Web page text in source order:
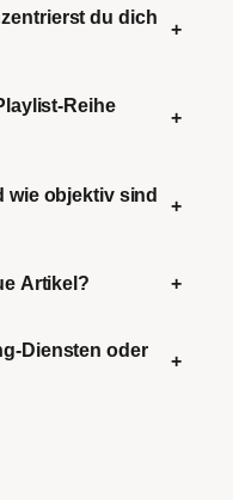
du dich
+
Reihe
+
wie objektiv sind
+
Artikel? +
Diensten oder
+